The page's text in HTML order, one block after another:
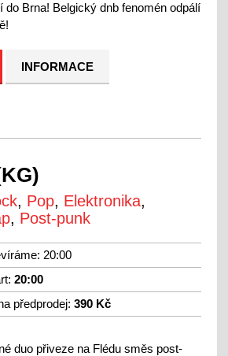
Brna! Belgický dnb fenomén odpálí
INFORMACE
, Pop, Elektronika,
, Post-punk
20:00
20:00
předprodej: 390 Kč
duo přiveze na Flédu směs post-